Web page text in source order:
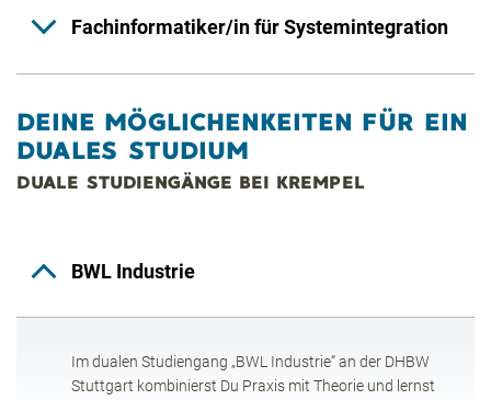
Fachinformatiker/in für Systemintegration
DEINE MÖGLICHENKEITEN FÜR EIN
DUALES STUDIUM
DUALE STUDIENGÄNGE BEI KREMPEL
BWL Industrie
Im dualen Studiengang „BWL Industrie“ an der DHBW
Stuttgart kombinierst Du Praxis mit Theorie und lernst